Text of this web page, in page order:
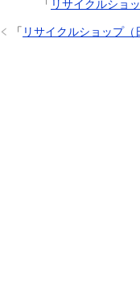
「 リサイクルショ
「 リサイクルショップ